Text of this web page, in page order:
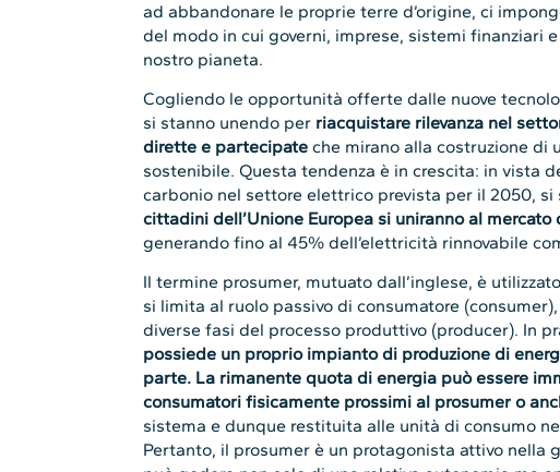
ad abbandonare le proprie terre d’origine, ci
del modo in cui governi, imprese, sistemi finanziari
nostro pianeta.
Cogliendo le opportunità offerte dalle nuove
si stanno unendo per riacquistare rilevanza nel
dirette e partecipate che mirano alla costruzione di
sostenibile. Questa tendenza è in crescita: in vista
carbonio nel settore elettrico prevista per il 2050, si
cittadini dell’Unione Europea si uniranno al mercato
generando fino al 45% dell’elettricità rinnovabile
Il termine prosumer, mutuato dall’inglese, è
si limita al ruolo passivo di consumatore
diverse fasi del processo produttivo (producer). In
possiede un proprio impianto di produzione di
parte. La rimanente quota di energia può essere
consumatori fisicamente prossimi al prosumer o
sistema e dunque restituita alle unità di consumo
Pertanto, il prosumer è un protagonista attivo nella